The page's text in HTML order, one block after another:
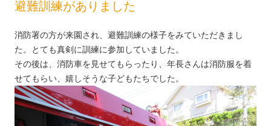
避難訓練がありました
消防署の方が来園され、避難訓練の様子をみていただきまし
た。とても真剣に訓練に参加していました。
その後は、消防車を見せてもらったり、年長さんは消防服を着
せてもらい、嬉しそうな子どもたちでした。